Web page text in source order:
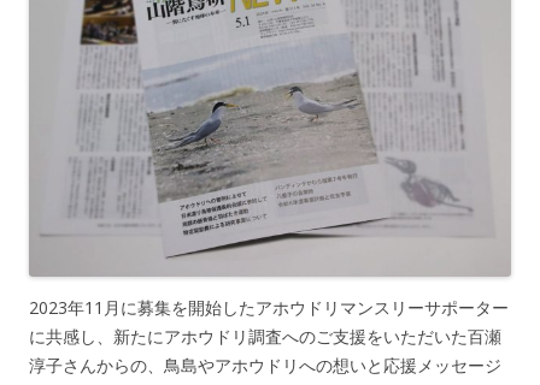
2023年11月に募集を開始したアホウドリマンスリーサポーター
に共感し、新たにアホウドリ調査へのご支援をいただいた百瀬
淳子さんからの、鳥島やアホウドリへの想いと応援メッセージ